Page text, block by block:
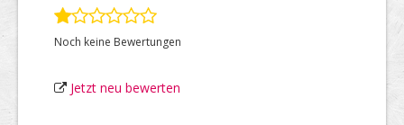
Noch keine Bewertungen
Jetzt neu bewerten